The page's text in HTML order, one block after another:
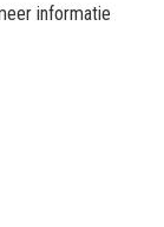
informatie